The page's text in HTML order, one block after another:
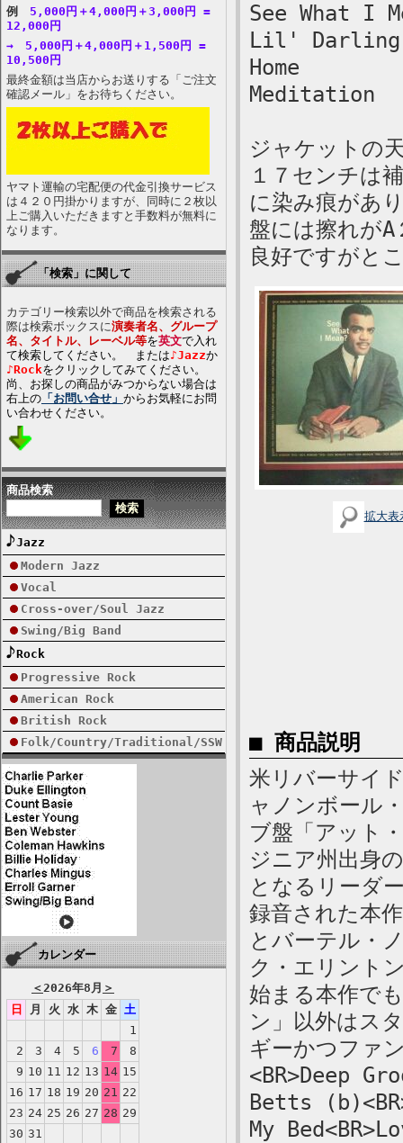
例
5,000円＋4,000円＋3,000円 =
12,000円
→ 5,000円＋4,000円＋1,500円 =
10,500円
最終金額は当店からお送りする「ご注文
確認メール」をお待ちください。
ヤマト運輸の宅配便の代金引換サービス
は４２０円掛かりますが、同時に２枚以
上ご購入いただきますと手数料が無料に
なります。
「検索」に関して
カテゴリー検索以外で商品を検索される
際は検索ボックスに演奏者名、グループ
名、タイトル、レーベル等を英文で入れ
て検索してください。 または♪Jazzか
♪Rockをクリックしてみてください。
尚、お探しの商品がみつからない場合は
右上の 「お問い合せ」 からお気軽にお問
い合わせください。
商品検索
Jazz
Modern Jazz
Vocal
Cross-over/Soul Jazz
Swing/Big Band
Rock
Progressive Rock
American Rock
British Rock
Folk/Country/Traditional/SSW
カレンダー
＜2026年8月 ＞
日
月 火 水 木 金 土
1
2
3 4 5 6 7
8
9 10 11 12 13 14 15
16 17 18 19 20 21 22
23 24 25 26 27 28 29
30 31
See What I
Lil' Darling
Home
Meditation
ジャケットの
１７センチは
に染み痕があ
盤には擦れが
良好ですがと
拡大表
■ 商品説明
米リバーサイ
ャノンボール
ブ盤「アット
ジニア州出身
となるリーダ
録音された本
とバーテル・
ク・エリント
始まる本作で
ン」以外はス
ギーかつファ
<BR>Deep
Betts
My